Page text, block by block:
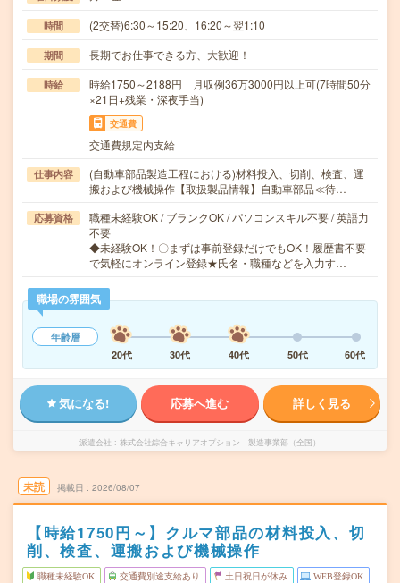
時間 (2交替)6:30～15:20、16:20～翌1:10
期間 長期でお仕事できる方、大歓迎！
時給
時給1750～2188円 月収例36万3000円以上可(7時間50分
×21日+残業・深夜手当)
交通費
交通費規定内支給
仕事内容
(自動車部品製造工程における)材料投入、切削、検査、運
搬および機械操作【取扱製品情報】自動車部品≪待…
応募資格
職種未経験OK / ブランクOK / パソコンスキル不要 / 英語力
不要
◆未経験OK！〇まずは事前登録だけでもOK！履歴書不要
で気軽にオンライン登録★氏名・職種などを入力す…
職場の雰囲気
年齢層
20代
30代 40代 50代 60代
気になる! 応募へ進む 詳しく見る
派遣会社 株式会社綜合キャリアオプション 製造事業部（全国）
未読 掲載日 2026/08/07
【時給1750円～】クルマ部品の材料投入、切
削、検査、運搬および機械操作
職種未経験OK 交通費別途支給あり 土日祝日が休み WEB登録OK